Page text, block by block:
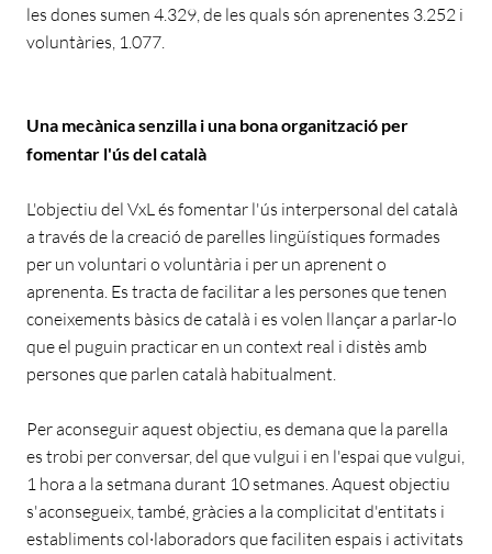
les dones sumen 4.329, de les quals són aprenentes 3.252 i
voluntàries, 1.077.
Una mecànica senzilla i una bona organització per
fomentar l'ús del català
L'objectiu del VxL és fomentar l'ús interpersonal del català
a través de la creació de parelles lingüístiques formades
per un voluntari o voluntària i per un aprenent o
aprenenta. Es tracta de facilitar a les persones que tenen
coneixements bàsics de català i es volen llançar a parlar-lo
que el puguin practicar en un context real i distès amb
persones que parlen català habitualment.
Per aconseguir aquest objectiu, es demana que la parella
es trobi per conversar, del que vulgui i en l'espai que vulgui,
1 hora a la setmana durant 10 setmanes. Aquest objectiu
s'aconsegueix, també, gràcies a la complicitat d'entitats i
establiments col·laboradors que faciliten espais i activitats